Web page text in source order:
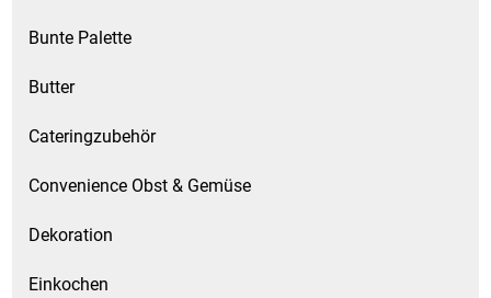
Bunte Palette
Butter
Cateringzubehör
Convenience Obst & Gemüse
Dekoration
Einkochen